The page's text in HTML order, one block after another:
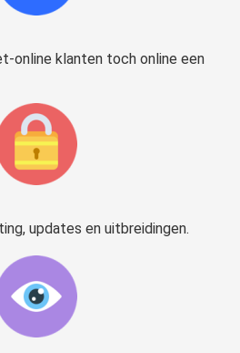
online klanten toch online een
updates en uitbreidingen.